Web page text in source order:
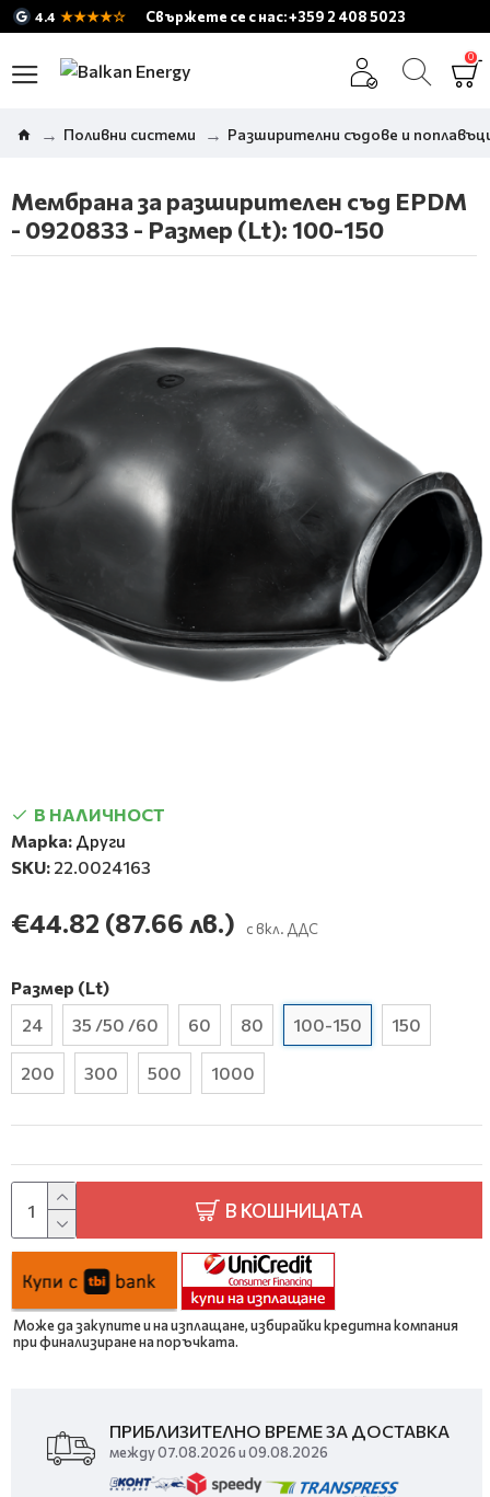
4.4 ★★★★☆ Свържете се с нас: +359 2 408 5023
0
Поливни системи Разширителни съдове и
Мембрана за разширителен съд EPDM
- 0920833 - Размер (Lt): 100-150
В НАЛИЧНОСТ
Марка: Други
SKU: 22.0024163
€44.82 (87.66 лв.) с вкл. ДДС
Размер (Lt)
24
35 /50 /60 60 80 100-150 150
200 300 500 1000
В КОШНИЦАТА
Може да закупите и на изплащане, избирайки кредитна компания
при финализиране на поръчката.
ПРИБЛИЗИТЕЛНО ВРЕМЕ ЗА ДОСТАВКА
между 07.08.2026 и 09.08.2026